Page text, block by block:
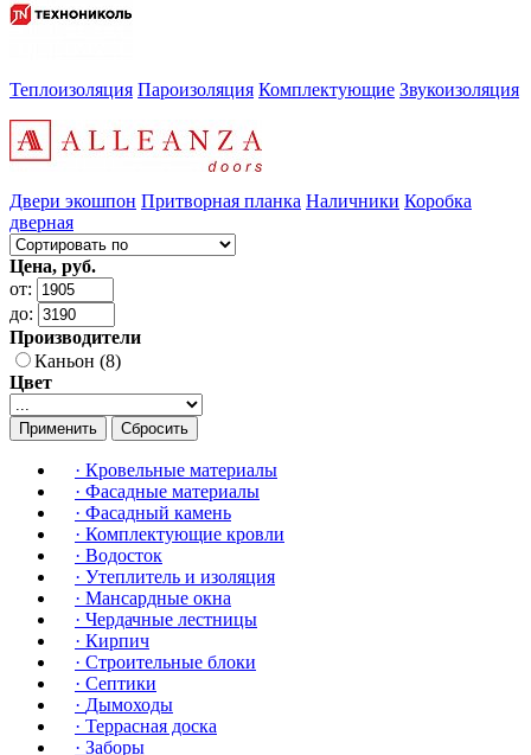
Теплоизоляция Пароизоляция Комплектующие Звукоизоляция
Двери экошпон Притворная планка Наличники Коробка
дверная
Цена, руб.
от:
до:
Производители
Каньон (8)
Цвет
Применить Сбросить
· Кровельные материалы
· Фасадные материалы
· Фасадный камень
· Комплектующие кровли
· Водосток
· Утеплитель и изоляция
· Мансардные окна
· Чердачные лестницы
· Кирпич
· Строительные блоки
· Септики
· Дымоходы
· Террасная доска
· Заборы